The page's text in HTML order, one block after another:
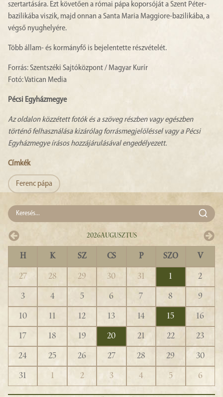
szertartására. Ezt követően a római pápa koporsóját a Szent Péter-
bazilikába viszik, majd onnan a Santa Maria Maggiore-bazilikába, a
végső nyughelyére.
Több állam- és kormányfő is bejelentette részvételét.
Forrás: Szentszéki Sajtóközpont / Magyar Kurír
Fotó: Vatican Media
Pécsi Egyházmegye
Az oldalon közzétett fotók és a szöveg részben vagy egészben
történő felhasználása kizárólag forrásmegjelöléssel vagy a Pécsi
Egyházmegye írásos hozzájárulásával engedélyezett.
Címkék
Ferenc pápa
2026Augusztus
H K SZ CS P SZO V
27 28 29 30 31 1
2
3
4 5 6 7 8
9
10
11 12 13 14 15
16
17
18 19 20 21 22
23
24
25 26 27 28 29
30
31
1 2 3 4 5 6